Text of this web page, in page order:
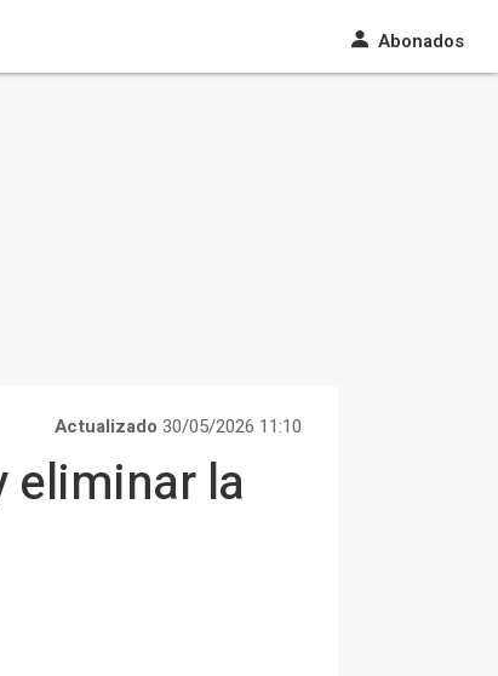
Abonados
Actualizado 30/05/2026 11:10
eliminar la